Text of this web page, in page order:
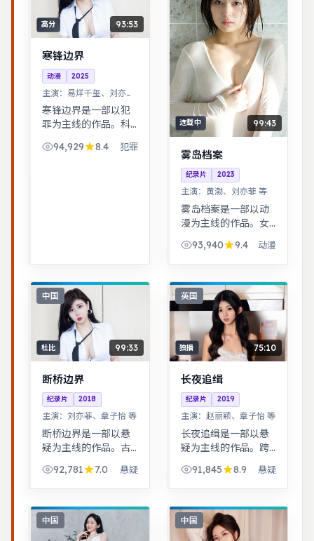
高分 93:53
寒锋边界
动漫 2025
主演： 易烊千玺、刘亦菲
等
寒锋边界是一部以犯
罪为主线的作品。科
记忆，视觉风格鲜
94,929 8.4 犯罪
连载中 99:43
雾岛档案
纪录片 2023
主演： 黄渤、刘亦菲 等
雾岛档案是一部以动
漫为主线的作品。女
性视角下的职场与家
庭平衡议题，台词犀
利，共鸣感强。平凡
小人物在时代浪潮里
做出艰难抉择，最终
与自我和解。
93,940 9.4 动漫
中国
杜比 99:33
断桥边界
纪录片 2018
主演： 刘亦菲、章子怡 等
断桥边界是一部以悬
疑为主线的作品。古
装背景下的人性博
弈，群像刻画细腻，
权谋与情感并重。青
春群像刻画校园与初
入社会的迷茫，细腻
温暖。
92,781 7.0 悬疑
英国
独播 75:10
长夜追缉
纪录片 2019
主演： 赵丽颖、章子怡 等
长夜追缉是一部以悬
疑为主线的作品。跨
时空叙事结构精巧，
前后呼应，二刷可发
现更多细节。历史背
景下的小人物命运，
细节考究，叙事沉
稳。
91,845 8.9 悬疑
中国 中国